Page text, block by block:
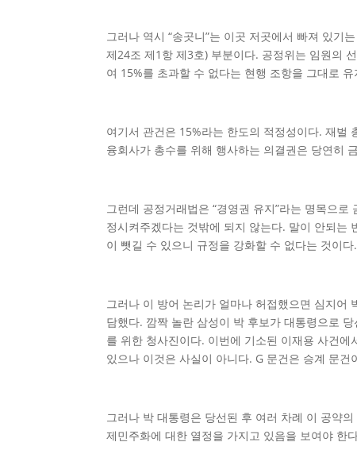
그러나 역시 “송곳니”는 이곳 저곳에서 빠져 있기
제24조 제1항 제3호) 부분이다. 공정위는 임원의
여 15%를 초과할 수 없다는 현행 조항을 그대로
여기서 관건은 15%라는 한도의 적정성이다. 재벌
융회사가 총수를 위해 행사하는 의결권은 당연히
그런데 공정거래법은 “경영권 유지”라는 명목으
정시켜주겠다는 것밖에 되지 않는다. 말이 안되는
이 뺏길 수 있으니 규정을 강화할 수 없다는 것이다.
그러나 이 방어 논리가 얼마나 허접했으면 심지어
담했다. 깜짝 놀란 삼성이 박 후보가 대통령으로
를 위한 청사진이다. 이번에 기소된 이재용 사건
있으나 이것은 사실이 아니다. G 문건은 승계 문
그러나 박 대통령은 당선된 후 여러 차례 이 공약
제민주화에 대한 열정을 가지고 있음을 보여야 한